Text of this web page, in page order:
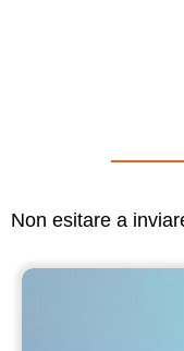
Non esitare a